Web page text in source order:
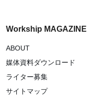
Workship MAGAZINE
ABOUT
媒体資料ダウンロード
ライター募集
サイトマップ